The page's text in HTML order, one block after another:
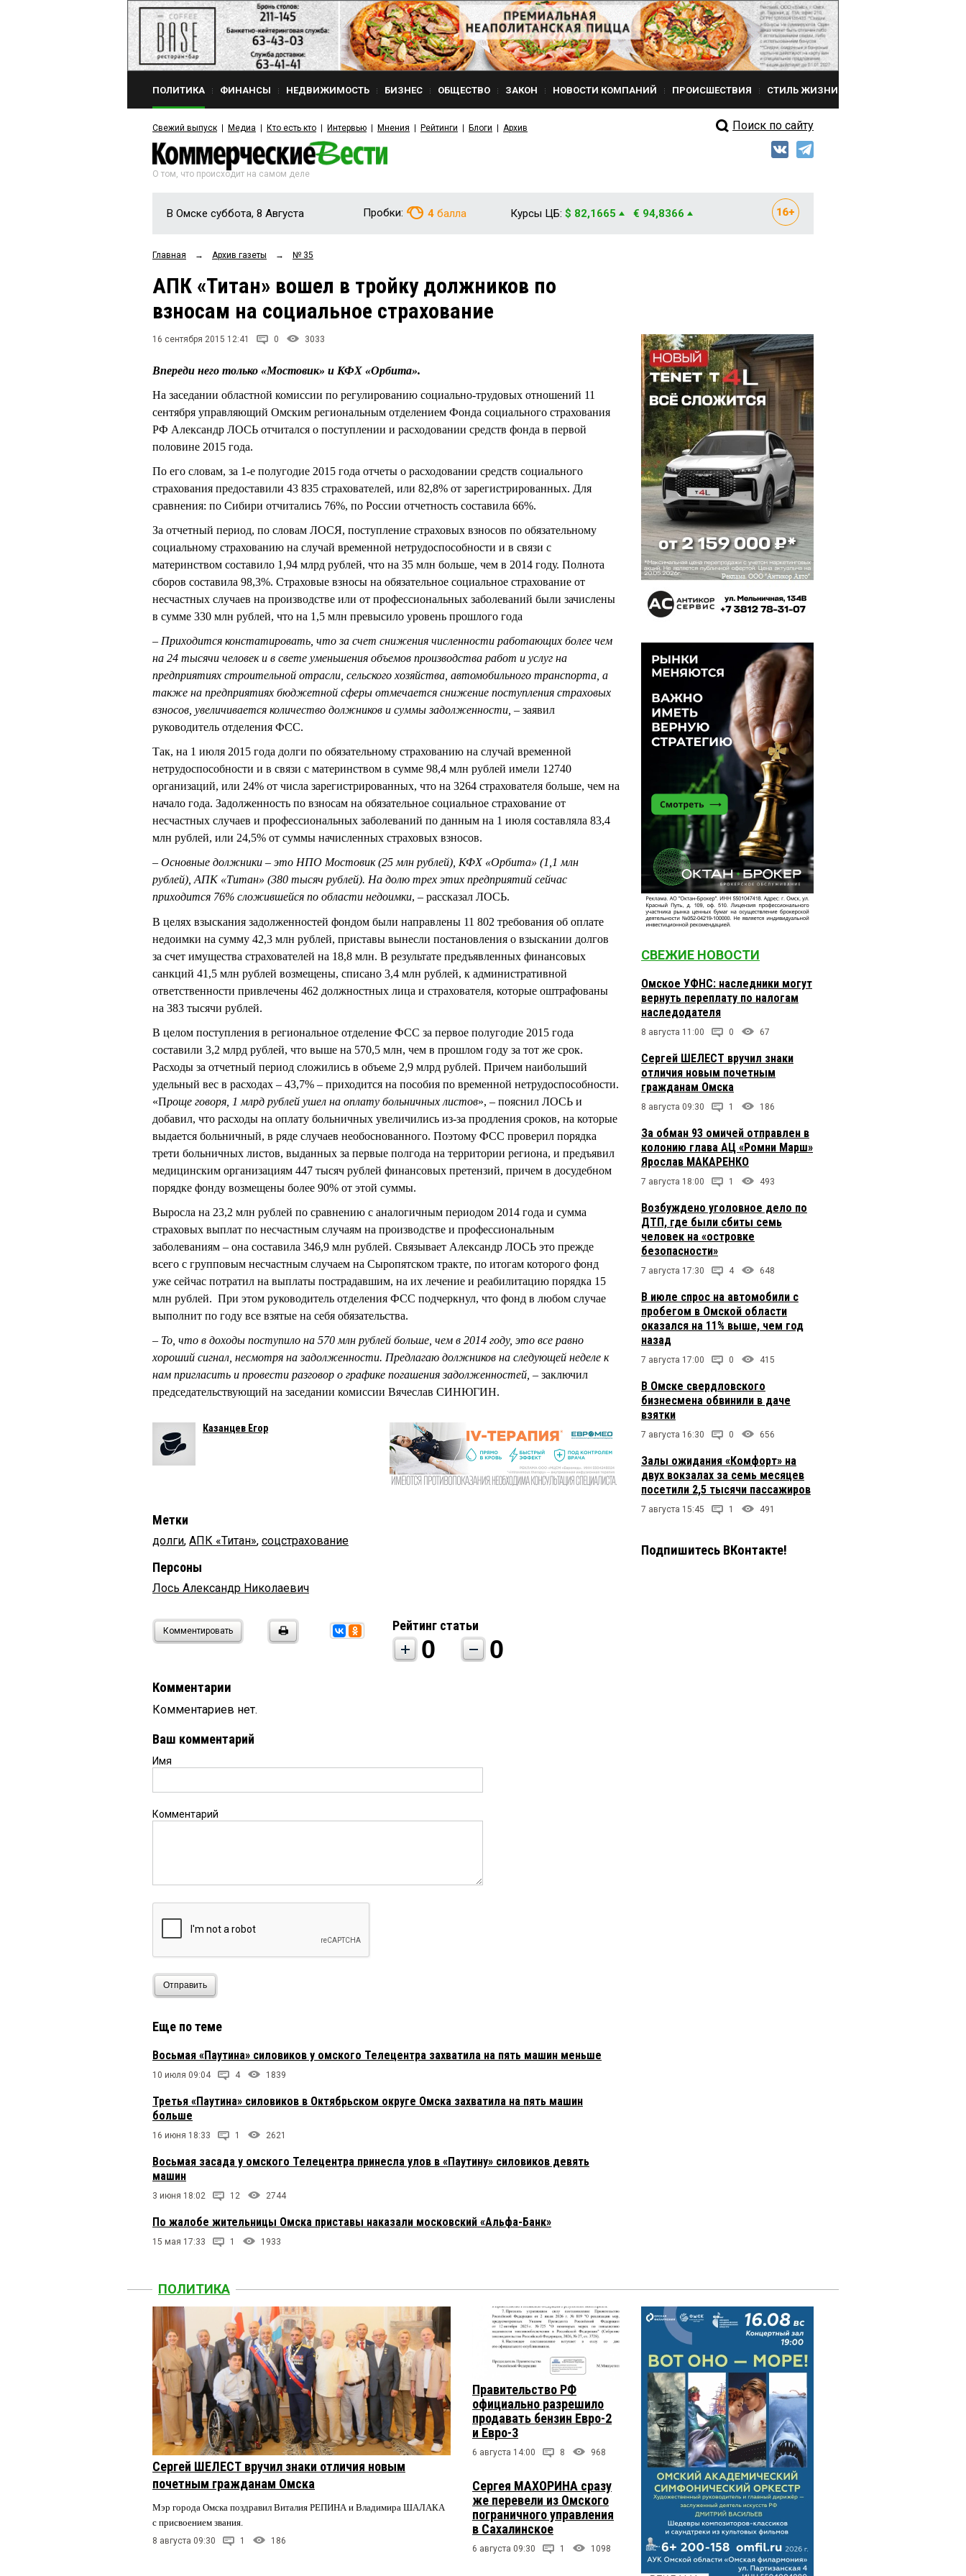
ПОЛИТИКА ФИНАНСЫ НЕДВИЖИМОСТЬ БИЗНЕС ОБЩЕСТВО ЗАКОН НОВОСТИ КОМПАНИЙ ПРОИСШЕСТВИЯ СТИЛЬ ЖИЗНИ
Свежий выпуск Медиа Кто есть кто Интервью Мнения Рейтинги Блоги Архив Поиск по сайту
О том, что происходит на самом деле
В Омске суббота, 8 Августа Пробки: 4 балла Курсы ЦБ: $ 82,1665 € 94,8366
Главная → Архив газеты → № 35
АПК «Титан» вошел в тройку должников по
взносам на социальное страхование
16 сентября 2015 12:41 0 3033
Впереди него только «Мостовик» и КФХ «Орбита».
На заседании областной комиссии по регулированию социально-трудовых отношений 11
сентября управляющий Омским региональным отделением Фонда социального страхования
РФ Александр ЛОСЬ отчитался о поступлении и расходовании средств фонда в первой
половине 2015 года.
По его словам, за 1-е полугодие 2015 года отчеты о расходовании средств социального
страхования предоставили 43 835 страхователей, или 82,8% от зарегистрированных. Для
сравнения: по Сибири отчитались 76%, по России отчетность составила 66%.
За отчетный период, по словам ЛОСЯ, поступление страховых взносов по обязательному
социальному страхованию на случай временной нетрудоспособности и в связи с
материнством составило 1,94 млрд рублей, что на 35 млн больше, чем в 2014 году. Полнота
сборов составила 98,3%. Страховые взносы на обязательное социальное страхование от
несчастных случаев на производстве или от профессиональных заболеваний были зачислены
в сумме 330 млн рублей, что на 1,5 млн превысило уровень прошлого года
– Приходится констатировать, что за счет снижения численности работающих более чем
на 24 тысячи человек и в свете уменьшения объемов производства работ и услуг на
предприятиях строительной отрасли, сельского хозяйства, автомобильного транспорта, а
также на предприятиях бюджетной сферы отмечается снижение поступления страховых
взносов, увеличивается количество должников и суммы задолженности, – заявил
руководитель отделения ФСС.
Так, на 1 июля 2015 года долги по обязательному страхованию на случай временной
нетрудоспособности и в связи с материнством в сумме 98,4 млн рублей имели 12740
организаций, или 24% от числа зарегистрированных, что на 3264 страхователя больше, чем на
начало года. Задолженность по взносам на обязательное социальное страхование от
несчастных случаев и профессиональных заболеваний по данным на 1 июля составляла 83,4
млн рублей, или 24,5% от суммы начисленных страховых взносов.
– Основные должники – это НПО Мостовик (25 млн рублей), КФХ «Орбита» (1,1 млн
рублей), АПК «Титан» (380 тысяч рублей). На долю трех этих предприятий сейчас
приходится 76% сложившейся по области недоимки, – рассказал ЛОСЬ.
В целях взыскания задолженностей фондом были направлены 11 802 требования об оплате
недоимки на сумму 42,3 млн рублей, приставы вынесли постановления о взыскании долгов
за счет имущества страхователей на 18,8 млн. В результате предъявленных финансовых
санкций 41,5 млн рублей возмещены, списано 3,4 млн рублей, к административной
ответственности привлечены 462 должностных лица и страхователя, которые оштрафованы
на 383 тысячи рублей.
В целом поступления в региональное отделение ФСС за первое полугодие 2015 года
составили 3,2 млрд рублей, что выше на 570,5 млн, чем в прошлом году за тот же срок.
Расходы за отчетный период сложились в объеме 2,9 млрд рублей. Причем наибольший
удельный вес в расходах – 43,7% – приходится на пособия по временной нетрудоспособности.
«Проще говоря, 1 млрд рублей ушел на оплату больничных листов», – пояснил ЛОСЬ и
добавил, что расходы на оплату больничных увеличились из-за продления сроков, на которые
выдается больничный, в ряде случаев необоснованного. Поэтому ФСС проверил порядка
трети больничных листов, выданных за первые полгода на территории региона, и предъявил
медицинским организациям 447 тысяч рублей финансовых претензий, причем в досудебном
порядке фонду возмещены более 90% от этой суммы.
Выросла на 23,2 млн рублей по сравнению с аналогичным периодом 2014 года и сумма
страховых выплат по несчастным случаям на производстве и профессиональным
заболеваниям – она составила 346,9 млн рублей. Связывает Александр ЛОСЬ это прежде
всего с групповым несчастным случаем на Сыропятском тракте, по итогам которого фонд
уже сейчас потратил на выплаты пострадавшим, на их лечение и реабилитацию порядка 15
млн рублей. При этом руководитель отделения ФСС подчеркнул, что фонд в любом случае
выполнит по году все взятые на себя обязательства.
– То, что в доходы поступило на 570 млн рублей больше, чем в 2014 году, это все равно
хороший сигнал, несмотря на задолженности. Предлагаю должников на следующей неделе к
нам пригласить и провести разговор о графике погашения задолженностей, – заключил
председательствующий на заседании комиссии Вячеслав СИНЮГИН.
Казанцев Егор
Метки
долги, АПК «Титан», соцстрахование
Персоны
Лось Александр Николаевич
Комментировать Рейтинг статьи
0 0
Комментарии
Комментариев нет.
Ваш комментарий
Имя
Комментарий
Отправить
Еще по теме
Восьмая «Паутина» силовиков у омского Телецентра захватила на пять машин меньше
10 июля 09:04 4 1839
Третья «Паутина» силовиков в Октябрьском округе Омска захватила на пять машин
больше
16 июня 18:33 1 2621
Восьмая засада у омского Телецентра принесла улов в «Паутину» силовиков девять
машин
3 июня 18:02 12 2744
По жалобе жительницы Омска приставы наказали московский «Альфа-Банк»
15 мая 17:33 1 1933
СВЕЖИЕ НОВОСТИ
Омское УФНС: наследники могут
вернуть переплату по налогам
наследодателя
8 августа 11:00 0 67
Сергей ШЕЛЕСТ вручил знаки
отличия новым почетным
гражданам Омска
8 августа 09:30 1 186
За обман 93 омичей отправлен в
колонию глава АЦ «Ромни Марш»
Ярослав МАКАРЕНКО
7 августа 18:00 1 493
Возбуждено уголовное дело по
ДТП, где были сбиты семь
человек на «островке
безопасности»
7 августа 17:30 4 648
В июле спрос на автомобили с
пробегом в Омской области
оказался на 11% выше, чем год
назад
7 августа 17:00 0 415
В Омске свердловского
бизнесмена обвинили в даче
взятки
7 августа 16:30 0 656
Залы ожидания «Комфорт» на
двух вокзалах за семь месяцев
посетили 2,5 тысячи пассажиров
7 августа 15:45 1 491
Подпишитесь ВКонтакте!
ПОЛИТИКА
Сергей ШЕЛЕСТ вручил знаки отличия новым
почетным гражданам Омска
Мэр города Омска поздравил Виталия РЕПИНА и Владимира ШАЛАКА
с присвоением звания.
8 августа 09:30 1 186
Правительство РФ
официально разрешило
продавать бензин Евро-2
и Евро-3
6 августа 14:00 8 968
Сергея МАХОРИНА сразу
же перевели из Омского
пограничного управления
в Сахалинское
6 августа 09:30 1 1098